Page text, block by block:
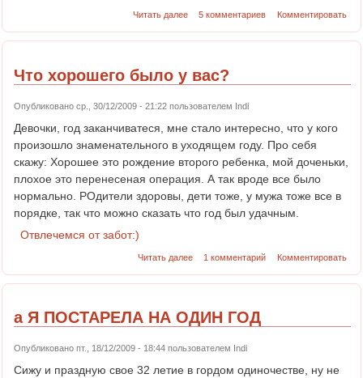
Читать далее 5 комментариев Комментировать
Что хорошего было у вас?
Опубликовано ср., 30/12/2009 - 21:22 пользователем Indi
Девочки, год заканчиватеся, мне стало интересно, что у кого
произошло знаменательного в уходящем году. Про себя
скажу: Хорошее это рождение второго ребенка, мой доченьки,
плохое это перенесеная операция. А так вроде все было
нормально. РОдители здоровы, дети тоже, у мужа тоже все в
порядке, так что можно сказать что год был удачным.
Отвлечемся от забот:)
Читать далее 1 комментарий Комментировать
а Я ПОСТАРЕЛА НА ОДИН ГОД
Опубликовано пт., 18/12/2009 - 18:44 пользователем Indi
Сижу и праздную свое 32 летие в гордом одиночестве, ну не